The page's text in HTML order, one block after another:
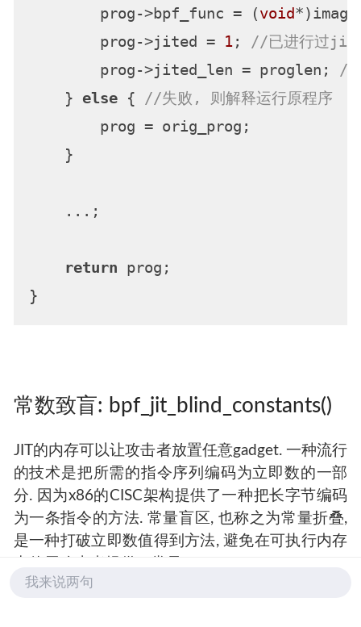
        prog->bpf_func = (
void
        prog->jited =
1; //已进行过jit
        prog->jited_len = proglen;
//
    }
else { //失败, 则解释运行原程序
        prog = orig_prog;
    }
    ...;
return prog;
常数致盲: bpf_jit_blind_constants()
JIT的内存可以让攻击者放置任意gadget. 一种流行
的技术是把所需的指令序列编码为立即数的一部
分. 因为x86的CISC架构提供了一种把长字节编码
为一条指令的方法. 常量盲区, 也称之为常量折叠,
是一种打破立即数值得到方法, 避免在可执行内存
我来说两句